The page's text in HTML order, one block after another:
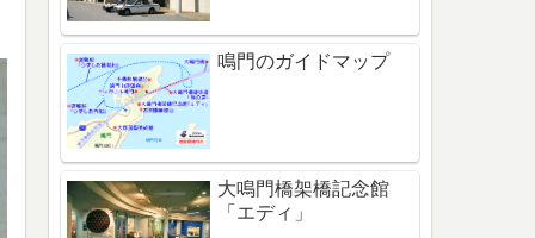
鳴門のガイドマップ
大鳴門橋架橋記念館
「エディ」